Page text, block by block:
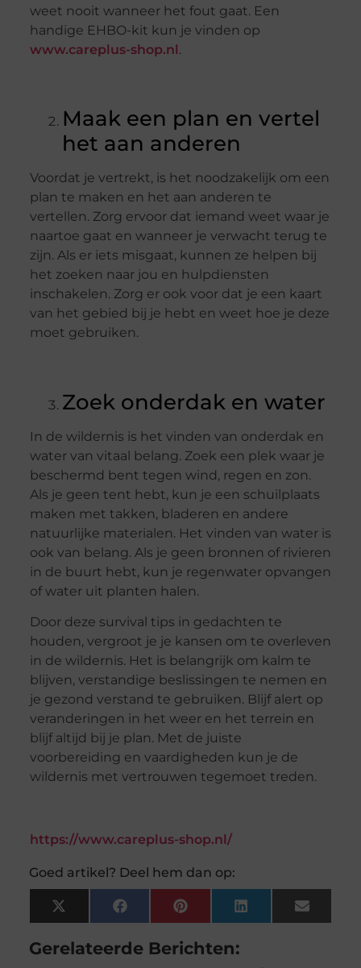
weet nooit wanneer het fout gaat. Een
handige EHBO-kit kun je vinden op
www.careplus-shop.nl.
Maak een plan en vertel
het aan anderen
Voordat je vertrekt, is het noodzakelijk om een
plan te maken en het aan anderen te
vertellen. Zorg ervoor dat iemand weet waar je
naartoe gaat en wanneer je verwacht terug te
zijn. Als er iets misgaat, kunnen ze helpen bij
het zoeken naar jou en hulpdiensten
inschakelen. Zorg er ook voor dat je een kaart
van het gebied bij je hebt en weet hoe je deze
moet gebruiken.
Zoek onderdak en water
In de wildernis is het vinden van onderdak en
water van vitaal belang. Zoek een plek waar je
beschermd bent tegen wind, regen en zon.
Als je geen tent hebt, kun je een schuilplaats
maken met takken, bladeren en andere
natuurlijke materialen. Het vinden van water is
ook van belang. Als je geen bronnen of rivieren
in de buurt hebt, kun je regenwater opvangen
of water uit planten halen.
Door deze survival tips in gedachten te
houden, vergroot je je kansen om te overleven
in de wildernis. Het is belangrijk om kalm te
blijven, verstandige beslissingen te nemen en
je gezond verstand te gebruiken. Blijf alert op
veranderingen in het weer en het terrein en
blijf altijd bij je plan. Met de juiste
voorbereiding en vaardigheden kun je de
wildernis met vertrouwen tegemoet treden.
https://www.careplus-shop.nl/
Goed artikel? Deel hem dan op:
X
(Twitter)
FacebookPinterestLinkedInEmail
Gerelateerde Berichten: